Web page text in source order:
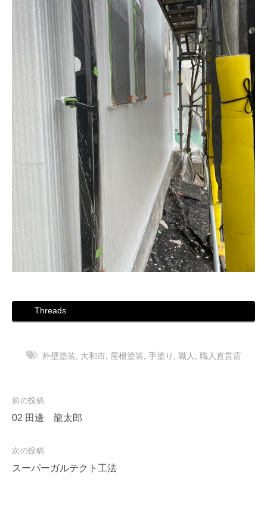
Threads
外壁塗装 大和市 屋根塗装 手塗り 職人 職人直営店
投
稿
ビ
ゲ
前の投稿
02 田邊 龍太郎
次の投稿
スーパーガルテクト工法